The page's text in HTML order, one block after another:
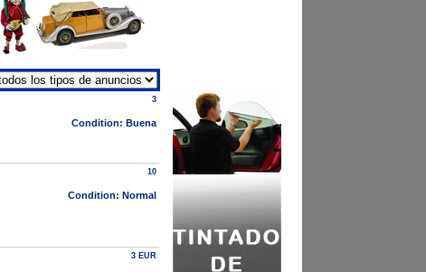
3
Condition: Buena
10
Condition: Normal
3 EUR